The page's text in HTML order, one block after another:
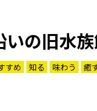
いの旧水
すめ 知る 味わう 癒